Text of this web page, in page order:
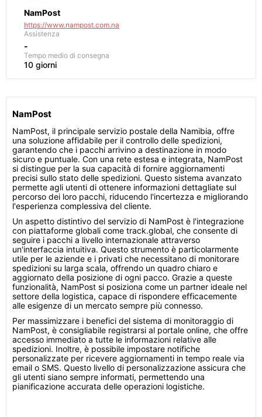
NamPost
https://www.nampost.com.na
Assistenza
-
Tempo medio di consegna
10 giorni
NamPost
NamPost, il principale servizio postale della Namibia, offre
una soluzione affidabile per il controllo delle spedizioni,
garantendo che i pacchi arrivino a destinazione in modo
sicuro e puntuale. Con una rete estesa e integrata, NamPost
si distingue per la sua capacità di fornire aggiornamenti
precisi sullo stato delle spedizioni. Questo sistema avanzato
permette agli utenti di ottenere informazioni dettagliate sul
percorso dei loro pacchi, riducendo l'incertezza e migliorando
l'esperienza complessiva del cliente.
Un aspetto distintivo del servizio di NamPost è l'integrazione
con piattaforme globali come track.global, che consente di
seguire i pacchi a livello internazionale attraverso
un'interfaccia intuitiva. Questo strumento è particolarmente
utile per le aziende e i privati che necessitano di monitorare
spedizioni su larga scala, offrendo un quadro chiaro e
aggiornato della posizione di ogni pacco. Grazie a queste
funzionalità, NamPost si posiziona come un partner ideale nel
settore della logistica, capace di rispondere efficacemente
alle esigenze di un mercato sempre più connesso.
Per massimizzare i benefici del sistema di monitoraggio di
NamPost, è consigliabile registrarsi al portale online, che offre
accesso immediato a tutte le informazioni relative alle
spedizioni. Inoltre, è possibile impostare notifiche
personalizzate per ricevere aggiornamenti in tempo reale via
email o SMS. Questo livello di personalizzazione assicura che
gli utenti siano sempre informati, permettendo una
pianificazione accurata delle operazioni logistiche.